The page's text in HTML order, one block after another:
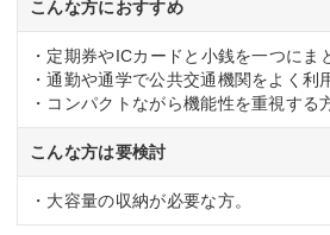
こんな方におすすめ
・定期券やICカードと小銭を一つにま
・通勤や通学で公共交通機関をよく利
・コンパクトながら機能性を重視する
こんな方は要検討
・大容量の収納が必要な方。